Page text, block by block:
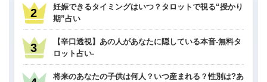
妊娠できるタイミングはいつ？タロットで視る“授かり
期”占い
【辛口透視】あの人があなたに隠している本音-無料タ
ロット占い-
将来のあなたの子供は何人？いつ産まれる？性別は?あ